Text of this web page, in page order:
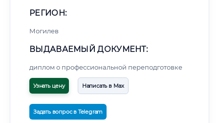
РЕГИОН:
Могилев
ВЫДАВАЕМЫЙ ДОКУМЕНТ:
диплом о профессиональной переподготовке
Узнать цену Написать в Max
Задать вопрос в Telegram